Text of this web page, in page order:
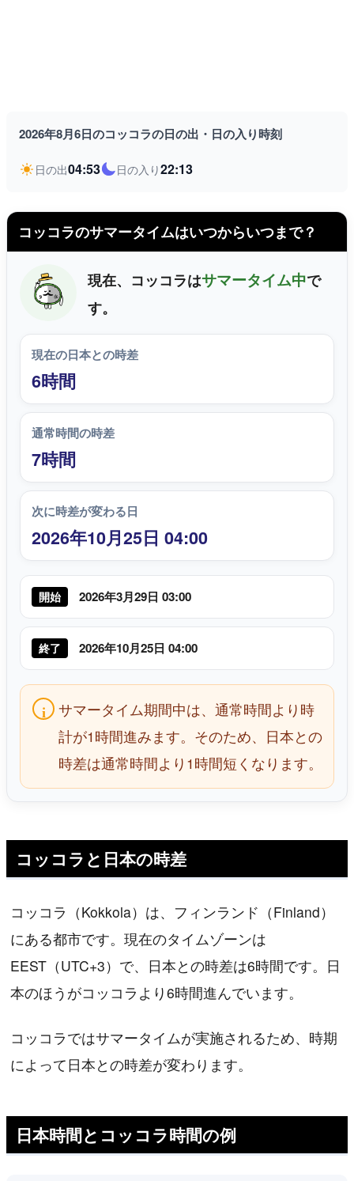
2026年8月6日のコッコラの日の出・日の入り時刻
日の出04:53 日の入り22:13
コッコラのサマータイムはいつからいつまで？
現在、コッコラはサマータイム中で
す。
現在の日本との時差
6時間
通常時間の時差
7時間
次に時差が変わる日
2026年10月25日 04:00
開始 2026年3月29日 03:00
終了 2026年10月25日 04:00
サマータイム期間中は、通常時間より時
計が1時間進みます。そのため、日本との
時差は通常時間より1時間短くなります。
コッコラと日本の時差
コッコラ（Kokkola）は、フィンランド（Finland）
にある都市です。現在のタイムゾーンは
EEST（UTC+3）で、日本との時差は6時間です。日
本のほうがコッコラより6時間進んでいます。
コッコラではサマータイムが実施されるため、時期
によって日本との時差が変わります。
日本時間とコッコラ時間の例